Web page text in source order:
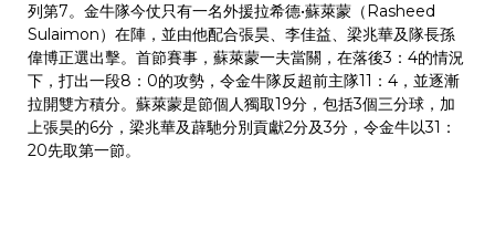
列第7。金牛隊今仗只有一名外援拉希德•蘇萊蒙（Rasheed
Sulaimon）在陣，並由他配合張昊、李佳益、梁兆華及隊長孫
偉博正選出擊。首節賽事，蘇萊蒙一夫當關，在落後3：4的情況
下，打出一段8：0的攻勢，令金牛隊反超前主隊11：4，並逐漸
拉開雙方積分。蘇萊蒙是節個人獨取19分，包括3個三分球，加
上張昊的6分，梁兆華及薜馳分別貢獻2分及3分，令金牛以31：
20先取第一節。